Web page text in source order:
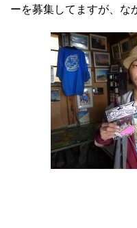
ーを募集してますが、な